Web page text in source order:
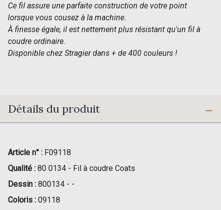
Ce fil assure une parfaite construction de votre point
lorsque vous cousez à la machine.
À finesse égale, il est nettement plus résistant qu'un fil à
coudre ordinaire.
Disponible chez Stragier dans + de 400 couleurs !
Détails du produit
Article n° : F09118
Qualité : 80 0134 - Fil à coudre Coats
Dessin : 800134 - -
Coloris : 09118